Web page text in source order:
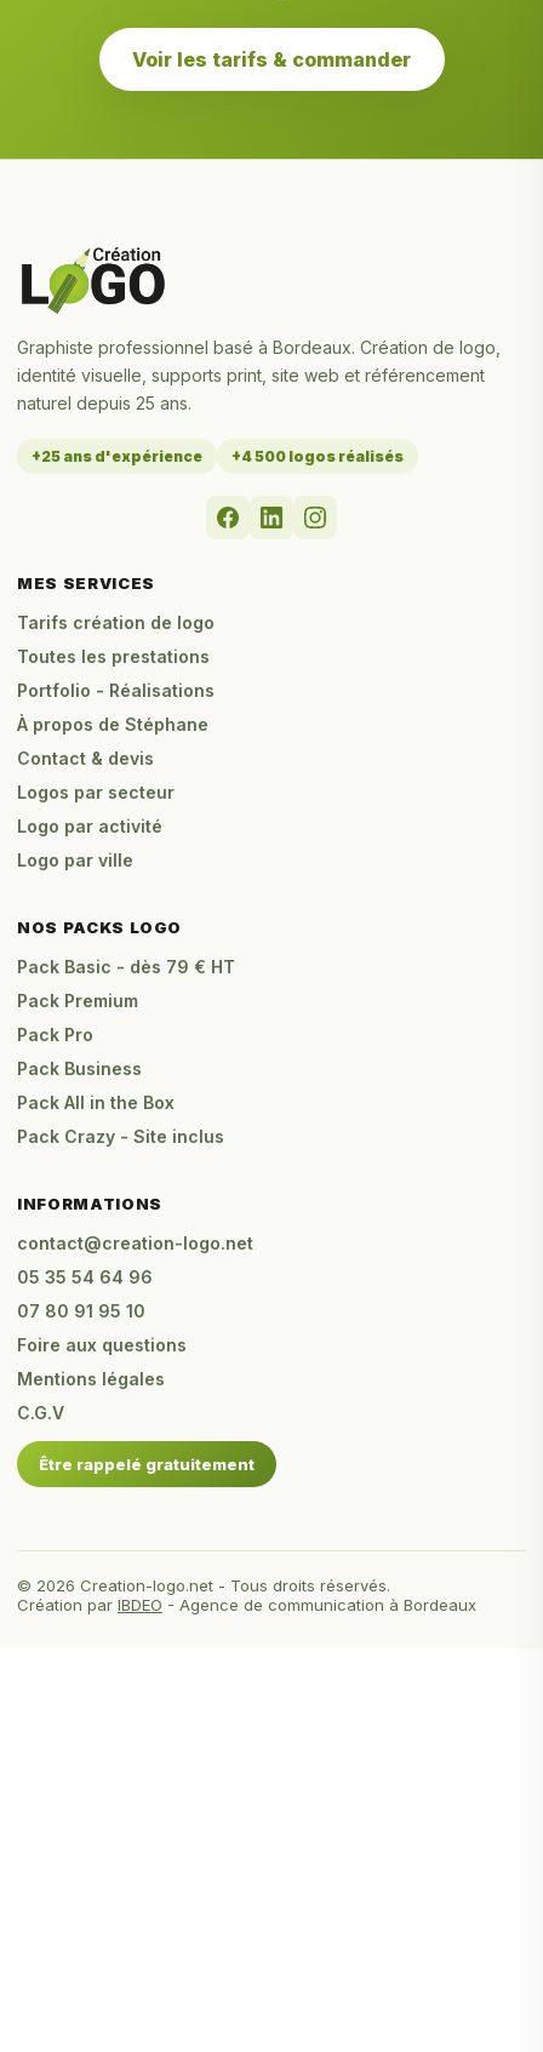
Voir les tarifs & commander
Graphiste professionnel basé à Bordeaux. Création de logo,
identité visuelle, supports print, site web et référencement
naturel depuis 25 ans.
+25 ans d'expérience +4 500 logos réalisés
MES SERVICES
Tarifs création de logo
Toutes les prestations
Portfolio - Réalisations
À propos de Stéphane
Contact & devis
Logos par secteur
Logo par activité
Logo par ville
NOS PACKS LOGO
Pack Basic - dès 79 € HT
Pack Premium
Pack Pro
Pack Business
Pack All in the Box
Pack Crazy - Site inclus
INFORMATIONS
contact@creation-logo.net
05 35 54 64 96
07 80 91 95 10
Foire aux questions
Mentions légales
C.G.V
Être rappelé gratuitement
© 2026 Creation-logo.net - Tous droits réservés.
Création par IBDEO - Agence de communication à Bordeaux